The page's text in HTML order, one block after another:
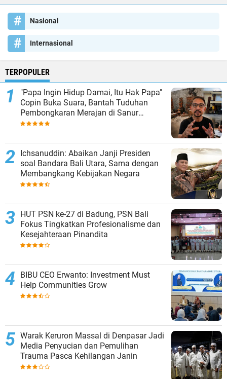
Nasional
Internasional
TERPOPULER
"Papa Ingin Hidup Damai, Itu Hak Papa"
Copin Buka Suara, Bantah Tuduhan
Pembongkaran Merajan di Sanur
Sepihak
Ichsanuddin: Abaikan Janji Presiden
soal Bandara Bali Utara, Sama dengan
Membangkang Kebijakan Negara
HUT PSN ke-27 di Badung, PSN Bali
Fokus Tingkatkan Profesionalisme dan
Kesejahteraan Pinandita
BIBU CEO Erwanto: Investment Must
Help Communities Grow
Warak Keruron Massal di Denpasar Jadi
Media Penyucian dan Pemulihan
Trauma Pasca Kehilangan Janin